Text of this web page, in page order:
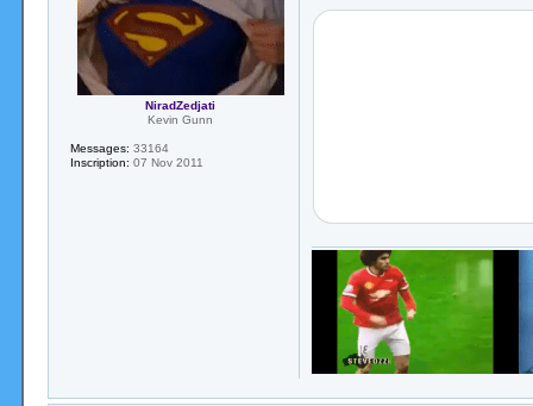
NiradZedjati
Kevin Gunn
Messages: 33164
Inscription: 07 Nov 2011